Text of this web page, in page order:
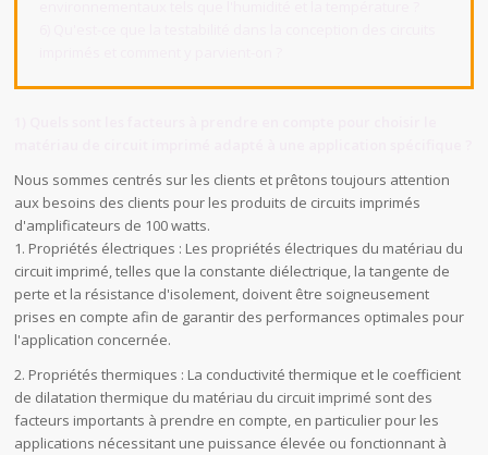
Nous sommes centrés sur les clients et prêtons toujours attention
aux besoins des clients pour les produits de circuits imprimés
d'amplificateurs de 100 watts.
1. Propriétés électriques : Les propriétés électriques du matériau du
circuit imprimé, telles que la constante diélectrique, la tangente de
perte et la résistance d'isolement, doivent être soigneusement
prises en compte afin de garantir des performances optimales pour
l'application concernée.
2. Propriétés thermiques : La conductivité thermique et le coefficient
de dilatation thermique du matériau du circuit imprimé sont des
facteurs importants à prendre en compte, en particulier pour les
applications nécessitant une puissance élevée ou fonctionnant à